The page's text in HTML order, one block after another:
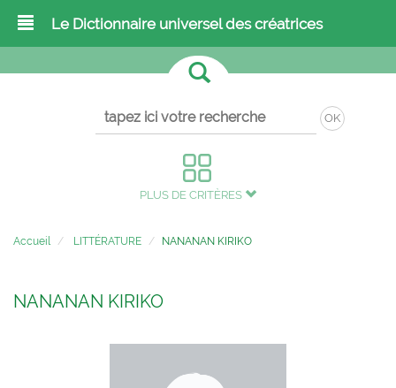
Le Dictionnaire universel des créatrices
OK
PLUS DE CRITÈRES
Accueil LITTÉRATURE NANANAN KIRIKO
NANANAN KIRIKO